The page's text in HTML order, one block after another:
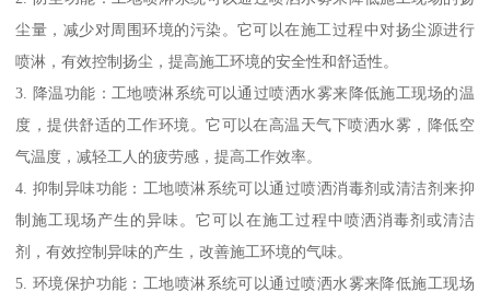
尘量，减少对周围环境的污染。它可以在施工过程中对扬尘源进行
喷淋，有效控制扬尘，提高施工环境的安全性和舒适性。
3. 降温功能：工地喷淋系统可以通过喷洒水雾来降低施工现场的温
度，提供舒适的工作环境。它可以在高温天气下喷洒水雾，降低空
气温度，减轻工人的疲劳感，提高工作效率。
4. 抑制异味功能：工地喷淋系统可以通过喷洒消毒剂或清洁剂来抑
制施工现场产生的异味。它可以在施工过程中喷洒消毒剂或清洁
剂，有效控制异味的产生，改善施工环境的气味。
5. 环境保护功能：工地喷淋系统可以通过喷洒水雾来降低施工现场